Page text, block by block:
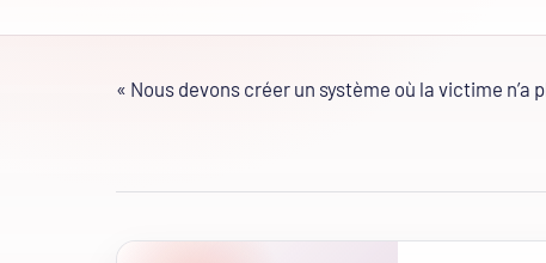
« Nous devons créer un système où la victime n’a